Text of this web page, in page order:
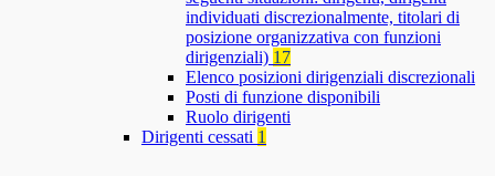
individuati discrezionalmente, titolari di
posizione organizzativa con funzioni
dirigenziali) 17
Elenco posizioni dirigenziali discrezionali
Posti di funzione disponibili
Ruolo dirigenti
Dirigenti cessati 1